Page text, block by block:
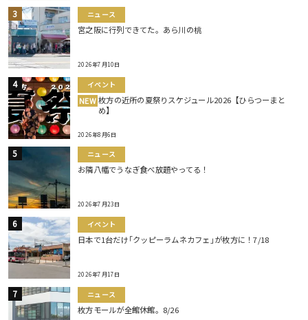
ニュース
宮之阪に行列できてた。あら川の桃
2026年7月10日
イベント
NEW 枚方の近所の夏祭りスケジュール2026【ひらつーまと
め】
2026年8月6日
ニュース
お隣八幡でうなぎ食べ放題やってる！
2026年7月23日
イベント
日本で1台だけ｢クッピーラムネカフェ｣が枚方に！7/18
2026年7月17日
ニュース
枚方モールが全館休館。8/26